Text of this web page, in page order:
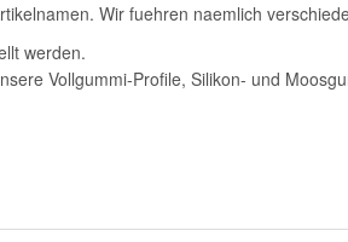
Wir fuehren naemlich
werden.
Vollgummi-Profile, Silikon- und